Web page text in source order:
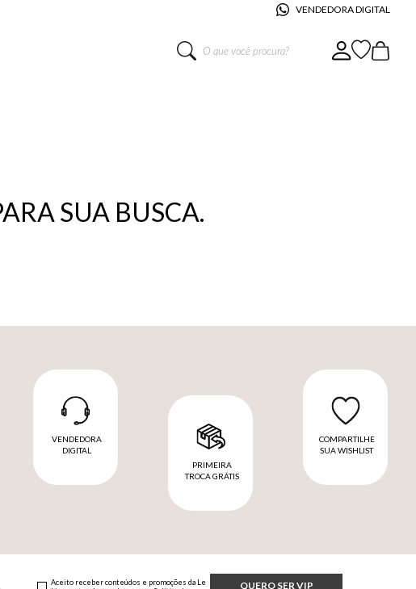
VENDEDORA DIGITAL
O que você procura?
SUA BUSCA.
VENDEDORA
DIGITAL
PRIMEIRA
TROCA GRÁTIS
COMPARTILHE
SUA WISHLIST
QUERO SER VIP
Aceito receber conteúdos e promoções da Le